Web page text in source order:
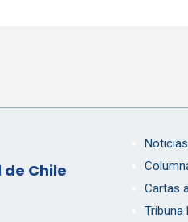
Chile
Noticias
Cartas
Tribuna